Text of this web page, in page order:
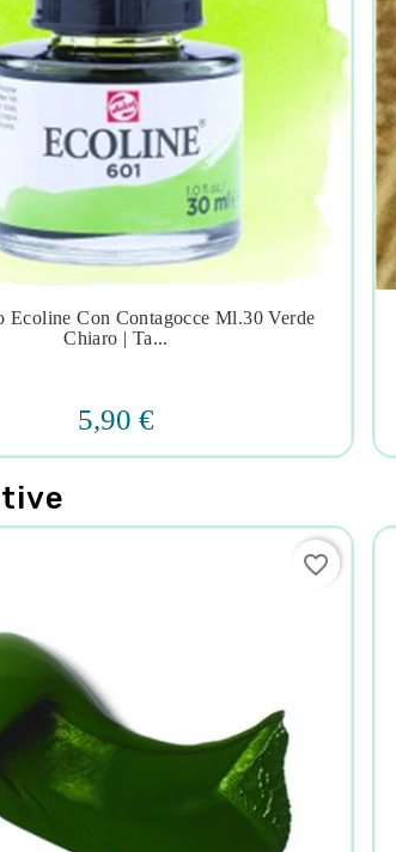
 
Ecoline Con Contagocce Ml.30 Verde
Chiaro | Ta...
5,90 €
favorite_border